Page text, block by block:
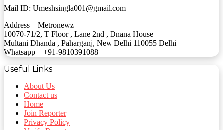
Mail ID: Umeshsingla001@gmail.com
Address – Metronewz
10070-71/2, T Floor , Lane 2nd , Dnana House
Multani Dhanda , Paharganj, New Delhi 110055 Delhi
Whatsapp – +91-9810391088
Useful Links
About Us
Contact us
Home
Join Reporter
Privacy Policy